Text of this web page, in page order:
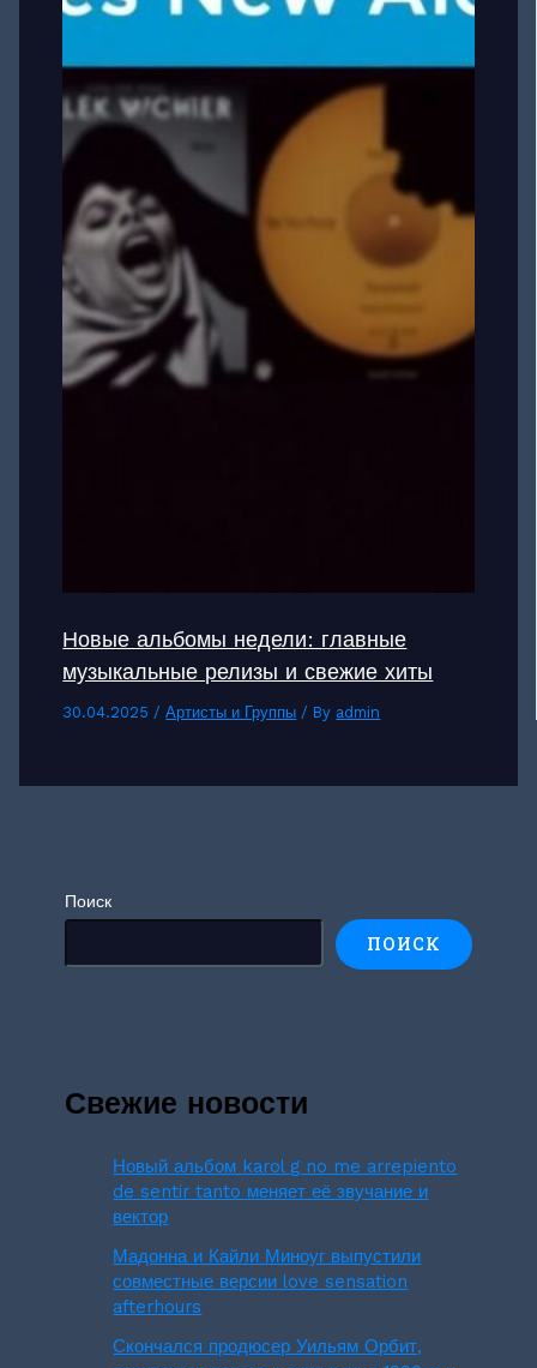
Новые альбомы недели: главные
музыкальные релизы и свежие хиты
30.04.2025/Артисты и Группы / By admin
Поиск
ПОИСК
Свежие новости
Новый альбом karol g no me arrepiento
de sentir tanto меняет её звучание и
вектор
Мадонна и Кайли Миноуг выпустили
совместные версии love sensation
afterhours
Скончался продюсер Уильям Орбит,